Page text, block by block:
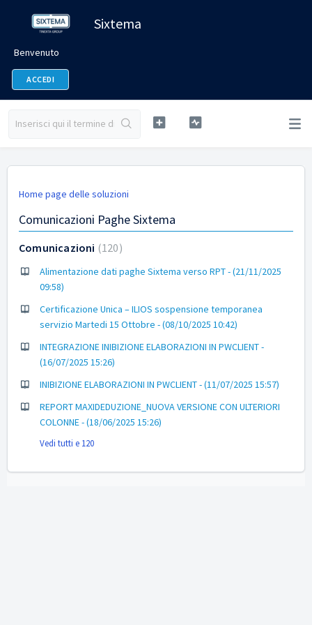
Sixtema
Benvenuto
ACCEDI
Home page delle soluzioni
Comunicazioni Paghe Sixtema
Comunicazioni 120
Alimentazione dati paghe Sixtema verso RPT - (21/11/2025
09:58)
Certificazione Unica – ILIOS sospensione temporanea
servizio Martedi 15 Ottobre - (08/10/2025 10:42)
INTEGRAZIONE INIBIZIONE ELABORAZIONI IN PWCLIENT -
(16/07/2025 15:26)
INIBIZIONE ELABORAZIONI IN PWCLIENT - (11/07/2025 15:57)
REPORT MAXIDEDUZIONE_NUOVA VERSIONE CON ULTERIORI
COLONNE - (18/06/2025 15:26)
Vedi tutti e 120